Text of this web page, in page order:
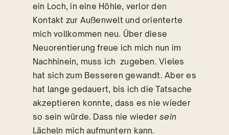
ein Loch, in eine Höhle, verlor den
Kontakt zur Außenwelt und orienterte
mich vollkommen neu. Über diese
Neuorentierung freue ich mich nun im
Nachhinein, muss ich zugeben. Vieles
hat sich zum Besseren gewandt. Aber es
hat lange gedauert, bis ich die Tatsache
akzeptieren konnte, dass es nie wieder
so sein würde. Dass nie wiedersein
Lächeln mich aufmuntern kann.